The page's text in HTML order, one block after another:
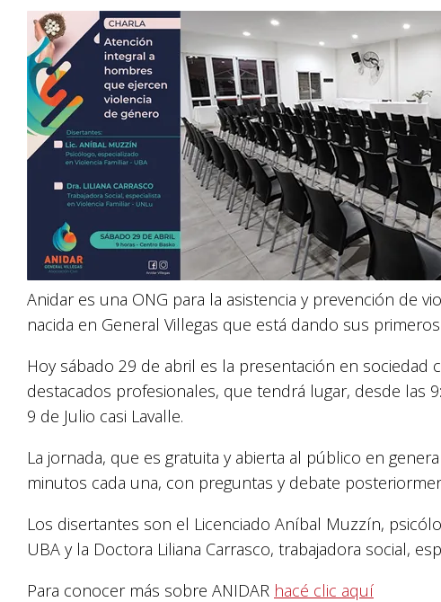
Anidar es una ONG para la asistencia y prevención de
nacida en General Villegas que está dando sus
Hoy sábado 29 de abril es la presentación en sociedad
destacados profesionales, que tendrá lugar, desde las
9 de Julio casi Lavalle.
La jornada, que es gratuita y abierta al público en
minutos cada una, con preguntas y debate
Los disertantes son el Licenciado Aníbal Muzzín,
UBA y la Doctora Liliana Carrasco, trabajadora social,
Para conocer más sobre ANIDAR hacé clic aquí